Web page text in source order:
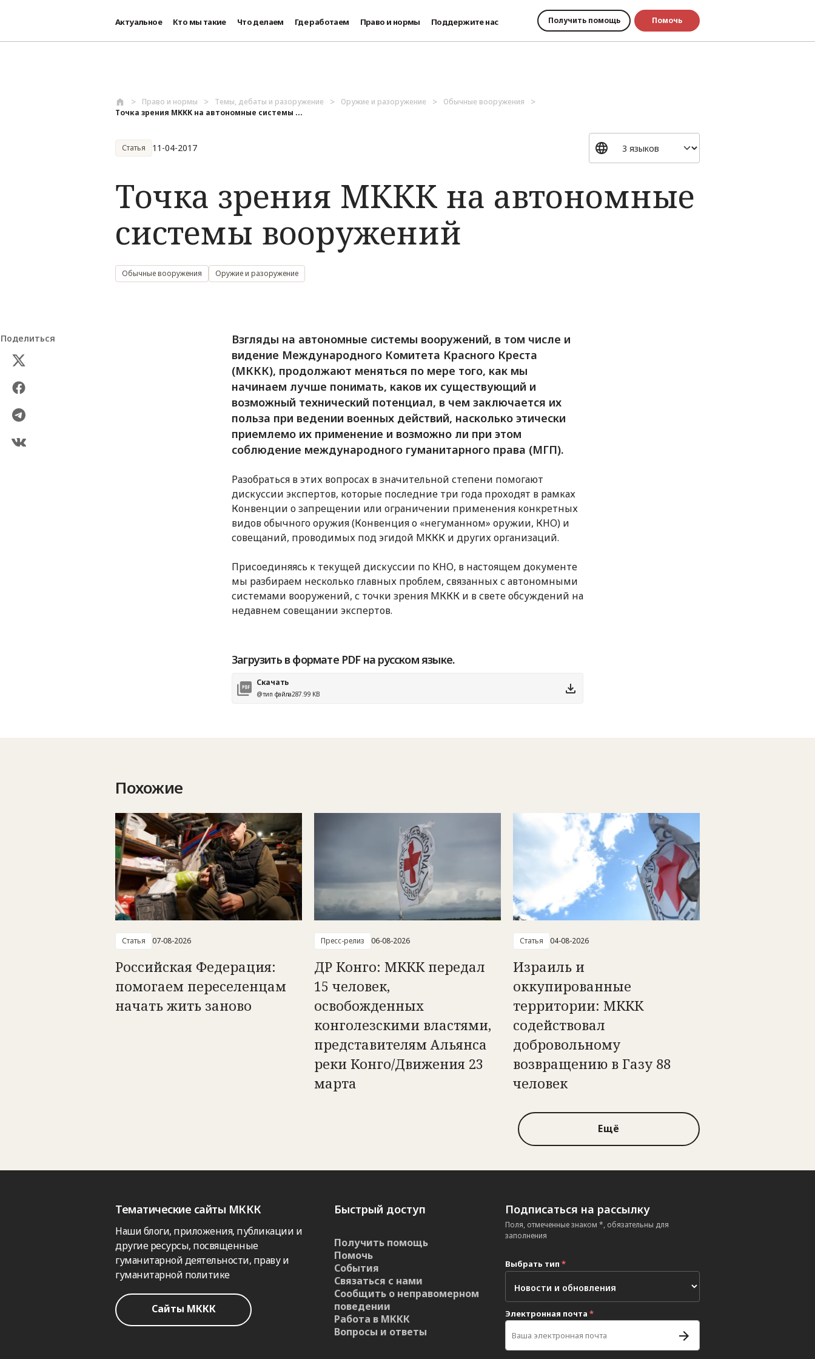
Актуальное Кто мы такие Что делаем Где работаем Право и нормы Поддержите нас Получить помощь Помочь
Право и нормы Темы, дебаты и разоружение Оружие и разоружение
Обычные вооружения
Точка зрения МККК на автономные системы ...
Статья 11-04-2017
Точка зрения МККК на автономные
системы вооружений
Обычные вооружения Оружие и разоружение
Поделиться
Взгляды на автономные системы вооружений, в том числе и
видение Международного Комитета Красного Креста
(МККК), продолжают меняться по мере того, как мы
начинаем лучше понимать, каков их существующий и
возможный технический потенциал, в чем заключается их
польза при ведении военных действий, насколько этически
приемлемо их применение и возможно ли при этом
соблюдение международного гуманитарного права (МГП).
Разобраться в этих вопросах в значительной степени помогают
дискуссии экспертов, которые последние три года проходят в рамках
Конвенции о запрещении или ограничении применения конкретных
видов обычного оружия (Конвенция о «негуманном» оружии, КНО) и
совещаний, проводимых под эгидой МККК и других организаций.
Присоединяясь к текущей дискуссии по КНО, в настоящем документе
мы разбираем несколько главных проблем, связанных с автономными
системами вооружений, с точки зрения МККК и в свете обсуждений на
недавнем совещании экспертов.
Загрузить в формате PDF на русском языке.
Скачать
@тип файла287.99 KB
Похожие
Статья 07-08-2026
Российская Федерация:
помогаем переселенцам
начать жить заново
Пресс-релиз 06-08-2026
ДР Конго: МККК передал
15 человек,
освобожденных
конголезскими властями,
представителям Альянса
реки Конго/Движения 23
марта
Статья 04-08-2026
Израиль и
оккупированные
территории: МККК
содействовал
добровольному
возвращению в Газу 88
человек
Ещё
Тематические сайты МККК
Наши блоги, приложения, публикации и
другие ресурсы, посвященные
гуманитарной деятельности, праву и
гуманитарной политике
Сайты МККК
Быстрый доступ
Получить помощь
Помочь
События
Связаться с нами
Сообщить о неправомерном
поведении
Работа в МККК
Вопросы и ответы
Подписаться на рассылку
Поля, отмеченные знаком *, обязательны для
заполнения
Выбрать тип *
Электронная почта *